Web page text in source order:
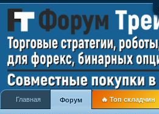
Главная Форум 🔥 Топ складчин